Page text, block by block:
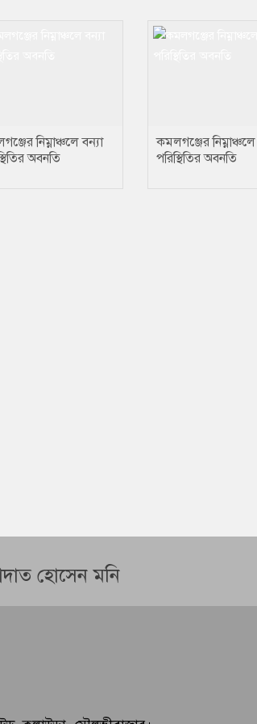
নিম্নাঞ্চলে বন্যা
অবনতি
কমলগঞ্জের
পরিস্থিতির অবনতি
হোসেন মনি